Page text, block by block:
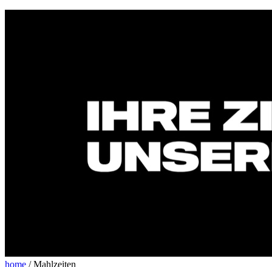
home / Mahlzeiten